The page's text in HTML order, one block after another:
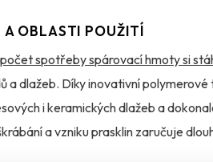
OBLASTI POUŽITÍ
spotřeby spárovací hmoty si
a dlažeb. Díky inovativní
i keramických dlažeb a
a vzniku prasklin zaručuje